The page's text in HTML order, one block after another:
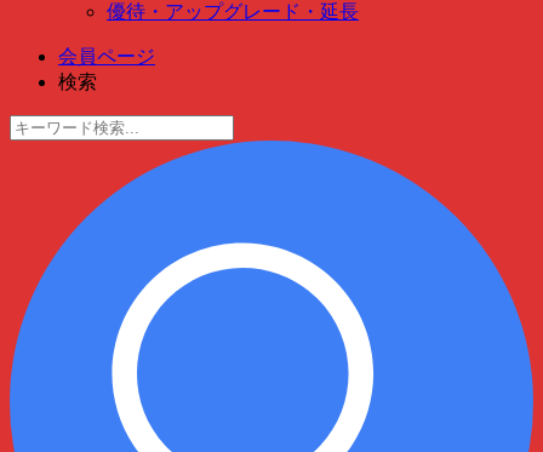
優待・アップグレード・延長
会員ページ
検索